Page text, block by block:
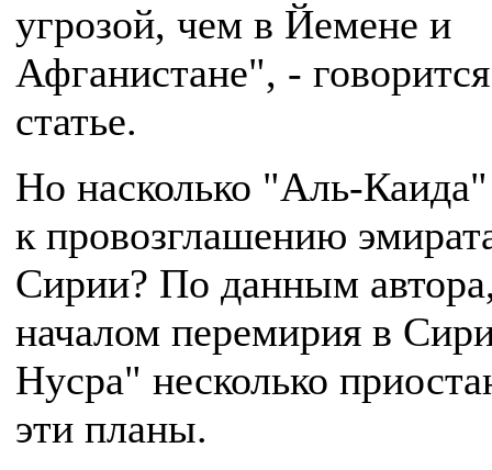
угрозой, чем в Йемене и
Афганистане", -
статье.
Но насколько "Аль-Каида"
к провозглашению
Сирии? По данным
началом перемирия в
Нусра" несколько
эти планы.